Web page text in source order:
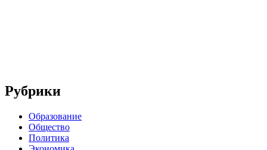
Рубрики
Образование
Общество
Политика